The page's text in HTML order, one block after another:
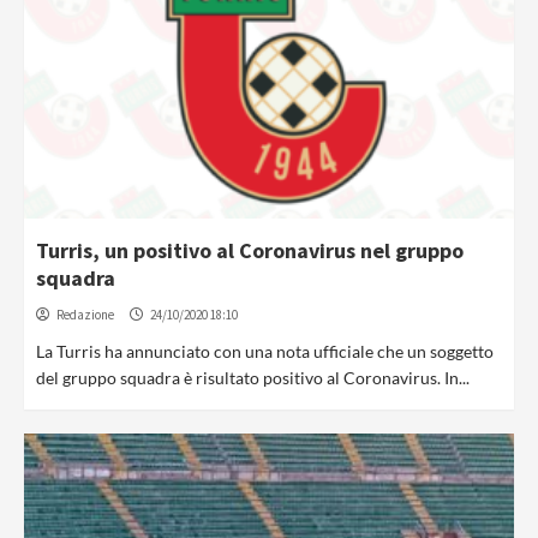
Turris, un positivo al Coronavirus nel gruppo
squadra
Redazione 24/10/2020 18:10
La Turris ha annunciato con una nota ufficiale che un soggetto
del gruppo squadra è risultato positivo al Coronavirus. In...